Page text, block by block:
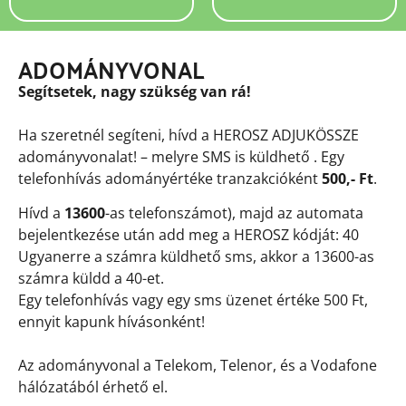
ADOMÁNYVONAL
Segítsetek, nagy szükség van rá!
Ha szeretnél segíteni, hívd a HEROSZ ADJUKÖSSZE
adományvonalat! – melyre SMS is küldhető . Egy
telefonhívás adományértéke tranzakcióként500,- Ft.
Hívd a 13600-as telefonszámot), majd az automata
bejelentkezése után add meg a HEROSZ kódját: 40
Ugyanerre a számra küldhető sms, akkor a 13600-as
számra küldd a 40-et.
Egy telefonhívás vagy egy sms üzenet értéke 500 Ft,
ennyit kapunk hívásonként!
Az adományvonal a Telekom, Telenor, és a Vodafone
hálózatából érhető el.